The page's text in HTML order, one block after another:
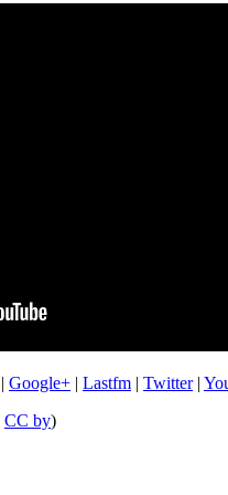
| Google+ | Lastfm | Twitter|
CC by)